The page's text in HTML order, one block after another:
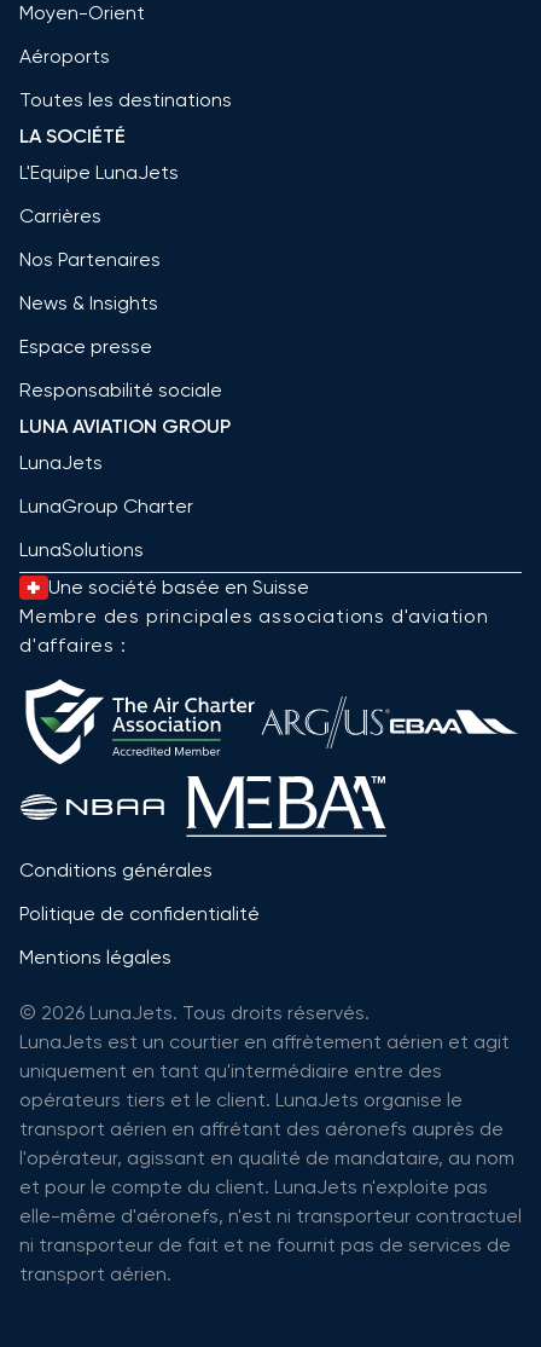
Moyen-Orient
Aéroports
Toutes les destinations
LA SOCIÉTÉ
L'Equipe LunaJets
Carrières
Nos Partenaires
News & Insights
Espace presse
Responsabilité sociale
LUNA AVIATION GROUP
LunaJets
LunaGroup Charter
LunaSolutions
Une société basée en Suisse
Membre des principales associations d'aviation
d'affaires :
Conditions générales
Politique de confidentialité
Mentions légales
© 2026 LunaJets. Tous droits réservés.
LunaJets est un courtier en affrètement aérien et agit
uniquement en tant qu'intermédiaire entre des
opérateurs tiers et le client. LunaJets organise le
transport aérien en affrétant des aéronefs auprès de
l'opérateur, agissant en qualité de mandataire, au nom
et pour le compte du client. LunaJets n'exploite pas
elle-même d'aéronefs, n'est ni transporteur contractuel
ni transporteur de fait et ne fournit pas de services de
transport aérien.